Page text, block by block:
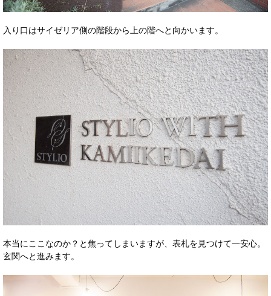
入り口はサイゼリア側の階段から上の階へと向かいます。
本当にここなのか？と焦ってしまいますが、表札を見つけて一安心。
玄関へと進みます。